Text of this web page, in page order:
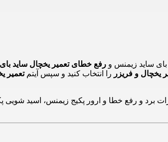
ساید زیمنس و رفع خطای تعمیر یخچال ساید
یخچال و فریزر را انتخاب کنید و سپس آیتمتعمیر
و رفع خطا و ارور پکیج زیمنس، اسید شویی